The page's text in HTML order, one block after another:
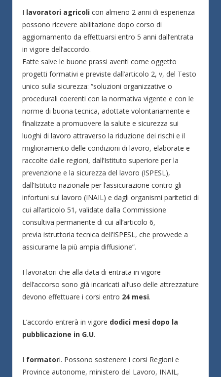
I lavoratori agricoli con almeno 2 anni di esperienza
possono ricevere abilitazione dopo corso di
aggiornamento da effettuarsi entro 5 anni dall’entrata
in vigore dell’accordo.
Fatte salve le buone prassi aventi come oggetto
progetti formativi e previste dall’articolo 2, v, del Testo
unico sulla sicurezza: “soluzioni organizzative o
procedurali coerenti con la normativa vigente e con le
norme di buona tecnica, adottate volontariamente e
finalizzate a promuovere la salute e sicurezza sui
luoghi di lavoro attraverso la riduzione dei rischi e il
miglioramento delle condizioni di lavoro, elaborate e
raccolte dalle regioni, dall’Istituto superiore per la
prevenzione e la sicurezza del lavoro (ISPESL),
dall’Istituto nazionale per l’assicurazione contro gli
infortuni sul lavoro (INAIL) e dagli organismi paritetici di
cui all’articolo 51, validate dalla Commissione
consultiva permanente di cui all’articolo 6,
previa istruttoria tecnica dell’ISPESL, che provvede a
assicurarne la più ampia diffusione”.
I lavoratori che alla data di entrata in vigore
dell’accorso sono già incaricati all’uso delle attrezzature
devono effettuare i corsi entro 24 mesi.
L’accordo entrerà in vigore dodici mesi dopo la
pubblicazione in G.U.
I formatori. Possono sostenere i corsi Regioni e
Province autonome, ministero del Lavoro, INAIL,